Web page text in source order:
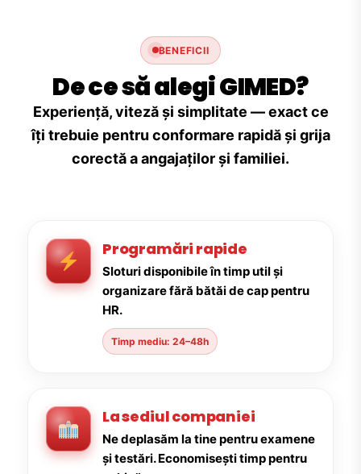
BENEFICII
De ce să alegi GIMED?
Experiență, viteză și simplitate — exact ce
îți trebuie pentru conformare rapidă și grija
corectă a angajaților și familiei.
Programări rapide
Sloturi disponibile în timp util și
organizare fără bătăi de cap pentru
HR.
Timp mediu: 24–48h
La sediul companiei
Ne deplasăm la tine pentru examene
și testări. Economisești timp pentru